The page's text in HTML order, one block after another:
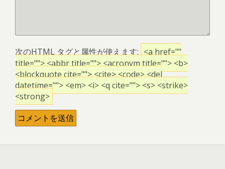
次のHTMLタグと属性が使えます: <a href=""
title=""> <abbr title=""> <acronym title=""> <b>
<blockquote cite=""> <cite> <code> <del
datetime=""> <em> <i> <q cite=""> <s> <strike>
<strong>